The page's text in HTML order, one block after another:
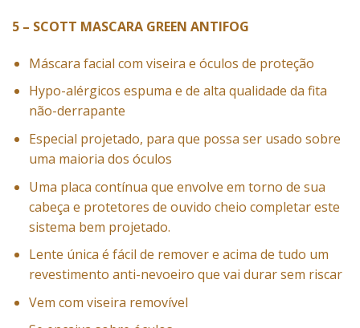
5 – SCOTT MASCARA GREEN ANTIFOG
Máscara facial com viseira e óculos de proteção
Hypo-alérgicos espuma e de alta qualidade da fita
não-derrapante
Especial projetado, para que possa ser usado sobre
uma maioria dos óculos
Uma placa contínua que envolve em torno de sua
cabeça e protetores de ouvido cheio completar este
sistema bem projetado.
Lente única é fácil de remover e acima de tudo um
revestimento anti-nevoeiro que vai durar sem riscar
Vem com viseira removível